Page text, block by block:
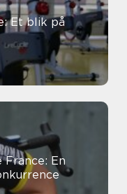
Et blik på
France: En